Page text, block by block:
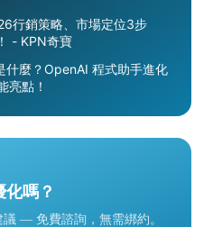
行銷策略、市場定位3步
- KPN奇寶
麼？OpenAI 程式助手進化
亮點！
化嗎？
— 免費諮詢，無需綁約。